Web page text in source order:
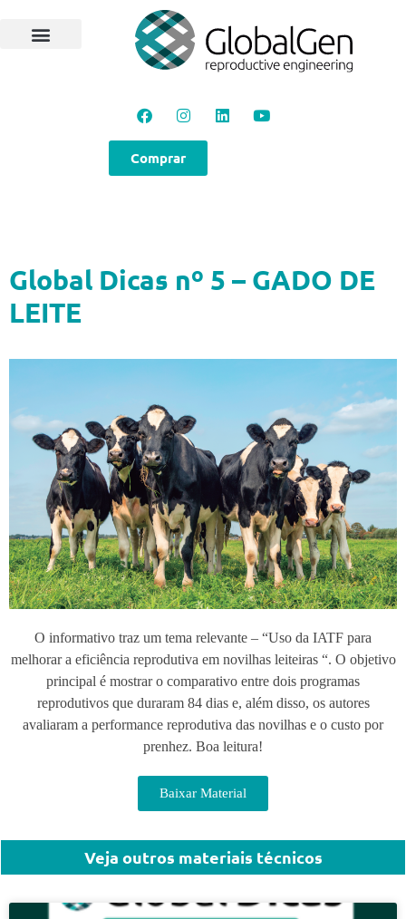
Comprar
Global Dicas nº 5 – GADO DE
LEITE
O informativo traz um tema relevante – “Uso da IATF para
melhorar a eficiência reprodutiva em novilhas leiteiras “. O objetivo
principal é mostrar o comparativo entre dois programas
reprodutivos que duraram 84 dias e, além disso, os autores
avaliaram a performance reprodutiva das novilhas e o custo por
prenhez. Boa leitura!
Baixar Material
Veja outros materiais técnicos